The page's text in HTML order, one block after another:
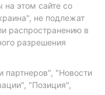
этом сайте со
не подлежат
распространению в
разрешения
"Новости
"Позиция",